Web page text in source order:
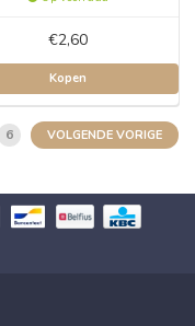
€2,60
Kopen
6 VOLGENDE VORIGE